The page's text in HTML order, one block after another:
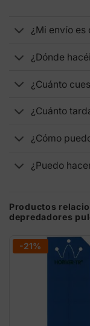
¿Mi envío es
¿Dónde
¿Cuánto
¿Cuánto
¿Cómo
¿Puedo
Productos
depredadores
-21%